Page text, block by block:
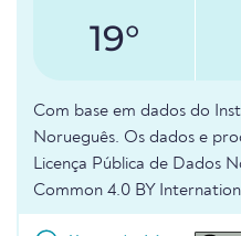
19°
Com base em dados do
Norueguês. Os dados e
Licença Pública de Dados
Common 4.0 BY